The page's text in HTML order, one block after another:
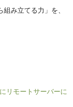
み立てる力」を、
リモートサーバーに